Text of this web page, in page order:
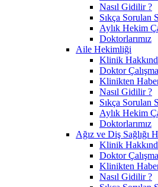
Nasıl Gidilir ?
Sıkça Sorulan
Aylık Hekim
Doktorlarımız
Aile Hekimliği
Klinik
Doktor
Klinikten
Nasıl Gidilir ?
Sıkça Sorulan
Aylık Hekim
Doktorlarımız
Ağız ve Diş Sağlığı
Klinik
Doktor
Klinikten
Nasıl Gidilir ?